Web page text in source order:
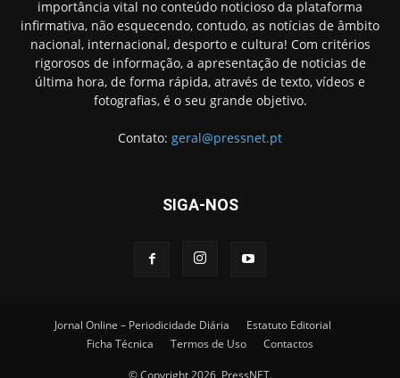
importância vital no conteúdo noticioso da plataforma
infirmativa, não esquecendo, contudo, as notícias de âmbito
nacional, internacional, desporto e cultura! Com critérios
rigorosos de informação, a apresentação de noticias de
última hora, de forma rápida, através de texto, vídeos e
fotografias, é o seu grande objetivo.
Contato: geral@pressnet.pt
SIGA-NOS
Jornal Online – Periodicidade Diária
Estatuto Editorial
Ficha Técnica
Termos de Uso Contactos
© Copyright 2026, PressNET.